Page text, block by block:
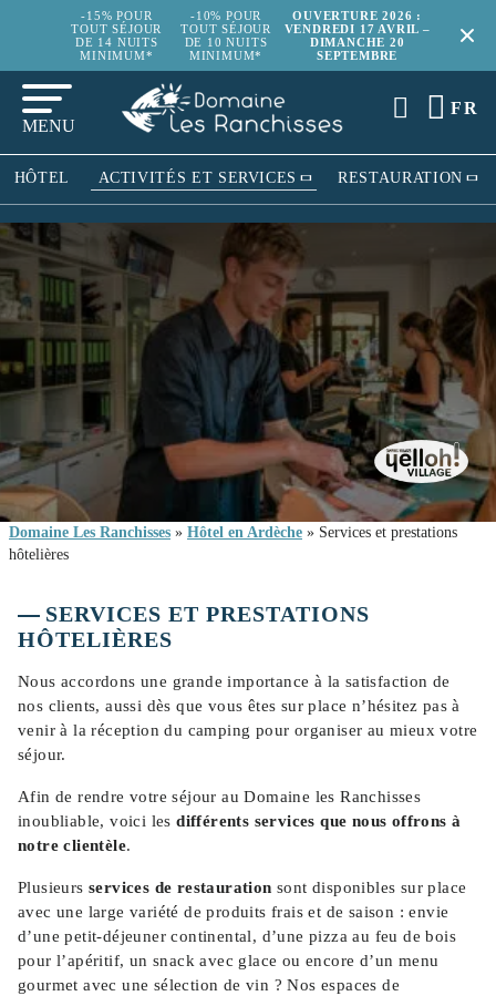
-15% POUR
TOUT SÉJOUR
DE 14 NUITS
MINIMUM*
-10% POUR
TOUT SÉJOUR
DE 10 NUITS
MINIMUM*
OUVERTURE 2026 :
VENDREDI 17 AVRIL –
DIMANCHE 20
SEPTEMBRE
MENU
FR
HÔTEL ACTIVITÉS ET SERVICES RESTAURATION
Domaine Les Ranchisses » Hôtel en Ardèche » Services et prestations
hôtelières
SERVICES ET PRESTATIONS
HÔTELIÈRES
Nous accordons une grande importance à la satisfaction de
nos clients, aussi dès que vous êtes sur place n’hésitez pas à
venir à la réception du camping pour organiser au mieux votre
séjour.
Afin de rendre votre séjour au Domaine les Ranchisses
inoubliable, voici lesdifférents services que nous offrons à
notre clientèle.
Plusieurs services de restauration sont disponibles sur place
avec une large variété de produits frais et de saison : envie
d’une petit-déjeuner continental, d’une pizza au feu de bois
pour l’apéritif, un snack avec glace ou encore d’un menu
gourmet avec une sélection de vin ? Nos espaces de